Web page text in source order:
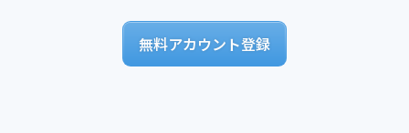
無料アカウント登録